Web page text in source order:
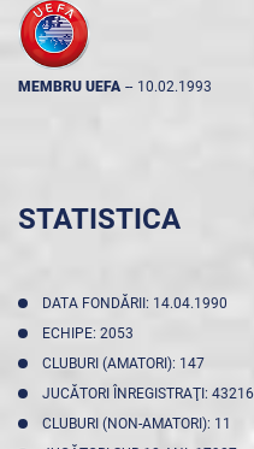
MEMBRU UEFA -- 10.02.1993
STATISTICA
DATA FONDĂRII: 14.04.1990
ECHIPE: 2053
CLUBURI (AMATORI): 147
JUCĂTORI ÎNREGISTRAŢI: 43216
CLUBURI (NON-AMATORI): 11